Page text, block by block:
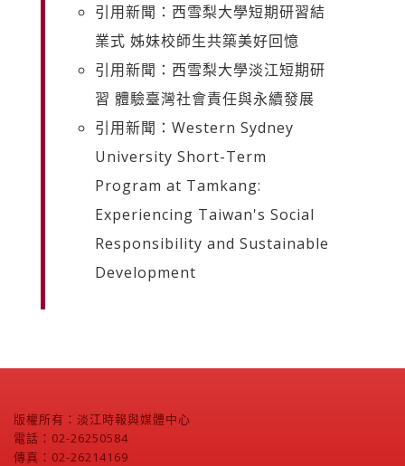
引用新聞：西雪梨大學短期研習結
業式 姊妹校師生共築美好回憶
引用新聞：西雪梨大學淡江短期研
習 體驗臺灣社會責任與永續發展
引用新聞：Western Sydney
University Short-Term
Program at Tamkang:
Experiencing Taiwan's Social
Responsibility and Sustainable
Development
版權所有：淡江時報與媒體中心
電話：02-26250584
傳真：02-26214169